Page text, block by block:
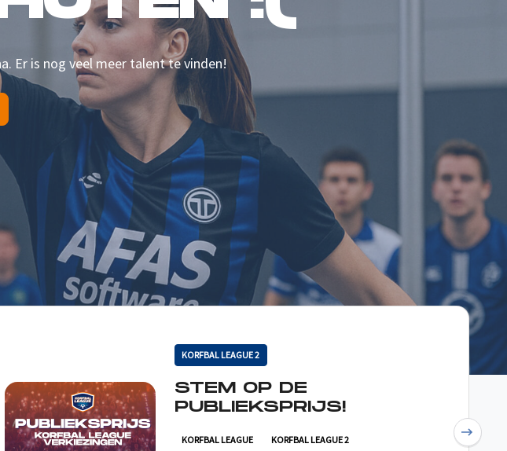
Er is nog veel meer talent te vinden!
KORFBAL LEAGUE 2
STEM OP DE
PUBLIEKSPRIJS!
KORFBAL LEAGUE KORFBAL LEAGUE 2 Next